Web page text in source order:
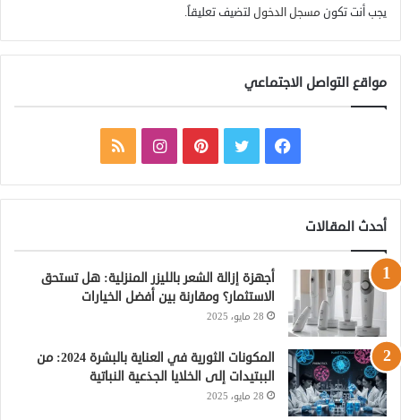
يجب أنت تكون مسجل الدخول لتضيف تعليقاً.
مواقع التواصل الاجتماعي
ي
ب
و
ك
و
ت
ر
ي
ت
ي
ي
ن
ت
ق
ا
ل
ص
ا
م
أحدث المقالات
أجهزة إزالة الشعر بالليزر المنزلية: هل تستحق
الاستثمار؟ ومقارنة بين أفضل الخيارات
28 مايو، 2025
المكونات الثورية في العناية بالبشرة 2024: من
الببتيدات إلى الخلايا الجذعية النباتية
28 مايو، 2025